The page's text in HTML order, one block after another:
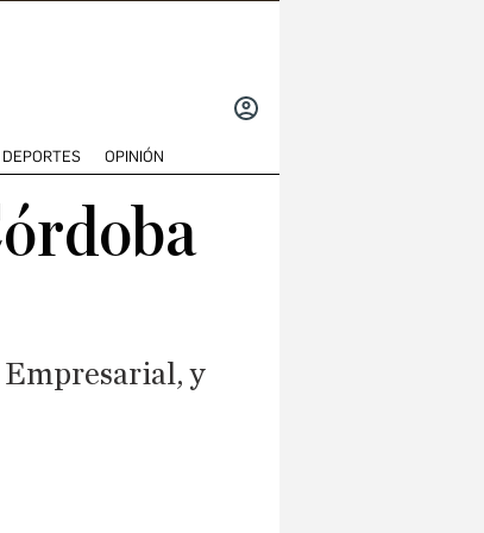
DEPORTES OPINIÓN
Empresarial, y